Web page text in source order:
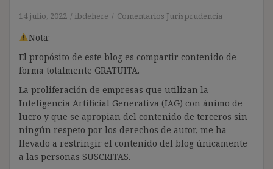
14 julio, 2022 ibdehere Comentarios Jurisprudencia
Nota:
El propósito de este blog es compartir contenido de
forma totalmente GRATUITA.
La proliferación de empresas que utilizan la
Inteligencia Artificial Generativa (IAG) con ánimo de
lucro y que se apropian del contenido de terceros sin
ningún respeto por los derechos de autor, me ha
llevado a restringir el contenido del blog únicamente
a las personas SUSCRITAS.